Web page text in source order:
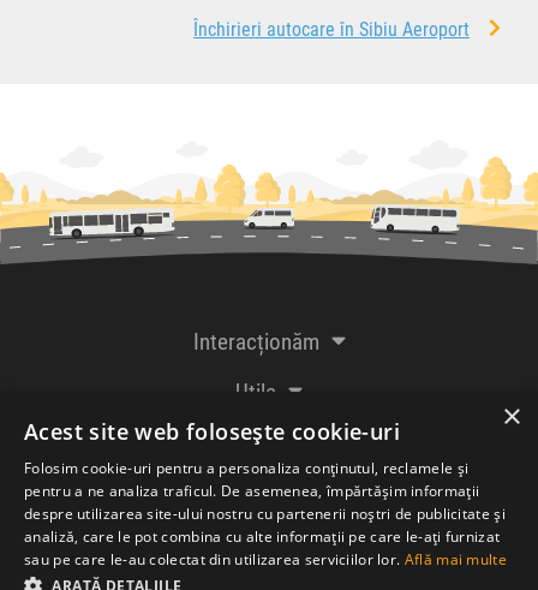
Închirieri autocare în Sibiu Aeroport
Interacționăm
Utile
De la creatorii
Acceptăm plăți cu
×
Acest site web folosește cookie-uri
Folosim cookie-uri pentru a personaliza conținutul, reclamele și
pentru a ne analiza traficul. De asemenea, împărtășim informații
despre utilizarea site-ului nostru cu partenerii noștri de publicitate și
analiză, care le pot combina cu alte informații pe care le-ați furnizat
sau pe care le-au colectat din utilizarea serviciilor lor. Află mai multe
ARATĂ DETALIILE